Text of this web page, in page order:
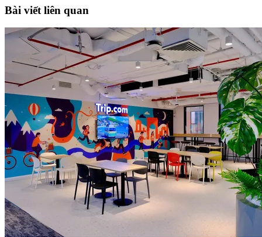
Bài viết liên quan